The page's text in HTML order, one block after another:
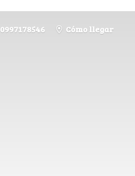
0997178546 Cómo llegar